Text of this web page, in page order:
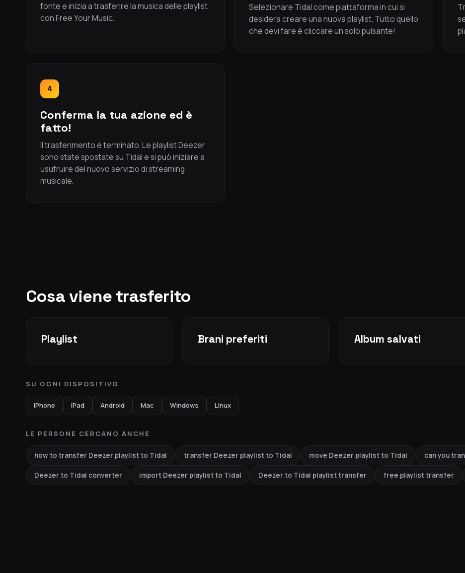
fonte e inizia a trasferire la musica delle playlist
con Free Your Music.
Selezionare Tidal come piattaforma in cui si
desidera creare una nuova playlist. Tutto quello
che devi fare è cliccare un solo pulsante!
4
Conferma la tua azione ed è
fatto!
Il trasferimento è terminato. Le playlist Deezer
sono state spostate su Tidal e si può iniziare a
usufruire del nuovo servizio di streaming
musicale.
Cosa viene trasferito
Playlist Brani preferiti Album salvati
SU OGNI DISPOSITIVO
iPhone iPad Android Mac Windows Linux
LE PERSONE CERCANO ANCHE
how to transfer Deezer playlist to Tidal transfer Deezer playlist to Tidal move Deezer playlist to Tidal can you
Deezer to Tidal converter import Deezer playlist to Tidal Deezer to Tidal playlist transfer free playlist transfer